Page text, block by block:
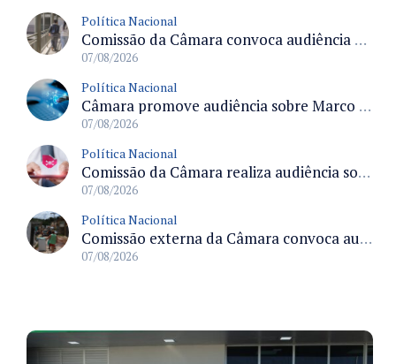
Política Nacional
Comissão da Câmara convoca audiência para discutir misoginia nas escolas e universidades após divulgação de listas misóginas
07/08/2026
Política Nacional
Câmara promove audiência sobre Marco de Fomento à Economia Digital e impactos da inteligência artificial
07/08/2026
Política Nacional
Comissão da Câmara realiza audiência sobre apostas online para medir o tamanho do mercado ilegal
07/08/2026
Política Nacional
Comissão externa da Câmara convoca audiência pública sobre chuvas na Zona da Mata de Minas Gerais e impactos em Juiz de Fora
07/08/2026